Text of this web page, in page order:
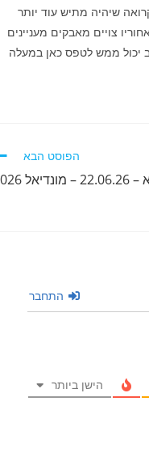
שיהיה מתיש עוד יותר
צויים מאבקים מעניינים
יכול ממש לטפס כאן במעלה
הפוסט הבא
2026
התחבר
הישן ביותר